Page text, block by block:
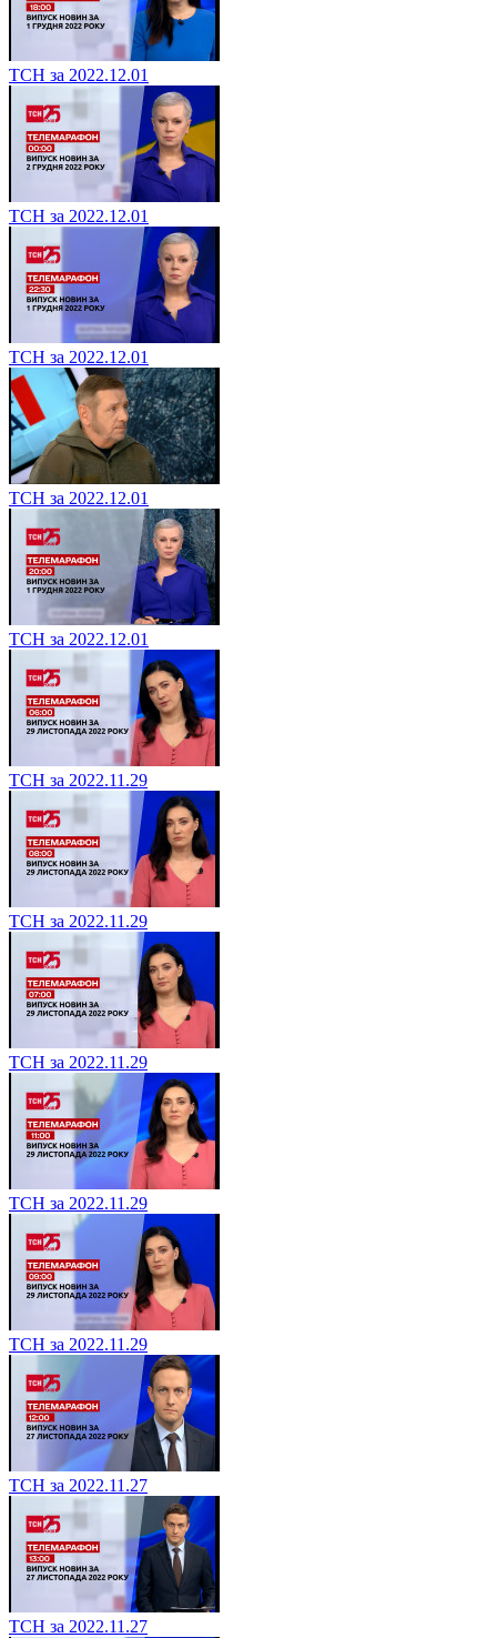
ТСН за 2022.12.01
ТСН за 2022.12.01
ТСН за 2022.12.01
ТСН за 2022.12.01
ТСН за 2022.12.01
ТСН за 2022.11.29
ТСН за 2022.11.29
ТСН за 2022.11.29
ТСН за 2022.11.29
ТСН за 2022.11.29
ТСН за 2022.11.27
ТСН за 2022.11.27